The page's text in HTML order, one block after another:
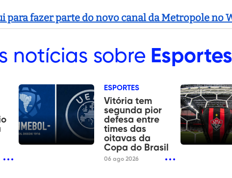
para fazer parte do novo canal da Metropole no
notícias sobre Esportes
ESPORTES
Vitória tem
segunda pior
defesa entre
times das
oitavas da
Copa do Brasil
06 ago 2026